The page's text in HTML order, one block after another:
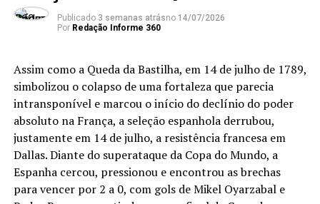
Espanha, ambos representavam o Barcelona. Ao
contrário do ex-meio-campista, revelado no clube
passou pelo Manchester City (Inglaterra) antes de
chegar ao Barça.
Com a sexta menor média de idade da Copa (26,2), a
Fúria deixou um recado claro para 2030, quandoserá
uma das sedes: é favorita para buscar o tri.Afinal,
possui nomes como os meias Gavi e Pedri e o atacante
Nico Williams – que sequer terão completado 30 anos –
Publicado 3 semanas atrásno 14/07/2026
Por Redação Informe 360
Assim como a Queda da Bastilha, em 14 de julho de 1789,
simbolizou o colapso de uma fortaleza que parecia
intransponível e marcou o início do declínio do poder
absoluto na França, a seleção espanhola derrubou,
justamente em 14 de julho, a resistência francesa em
Dallas. Diante do superataque da Copa do Mundo, a
Espanha cercou, pressionou e encontrou as brechas
para vencer por 2 a 0, com gols de Mikel Oyarzabal e